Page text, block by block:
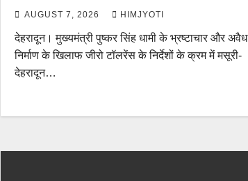
AUGUST 7, 2026 HIMJYOTI
देहरादून। मुख्यमंत्री पुष्कर सिंह धामी के भ्रष्टाचार और अवैध
निर्माण के खिलाफ जीरो टॉलरेंस के निर्देशों के क्रम में मसूरी-
देहरादून…